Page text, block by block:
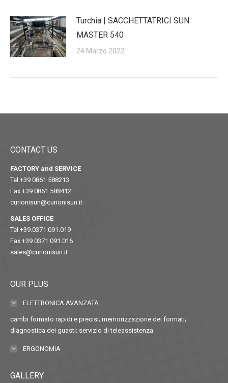
Turchia | SACCHETTATRICI SUN
MASTER 540
24 Marzo 2022
CONTACT US
FACTORY and SERVICE
Tel +39 0861 588213
Fax +39 0861 588412
curionisun@curionisun.it
SALES OFFICE
Tel +39.0371.091.019
Fax +39.0371.091.016
sales@curionisun.it
OUR PLUS
ELETTRONICA AVANZATA
cambi formato rapidi e precisi; memorizzazione dei formati;
diagnostica dei guasti; servizio di teleassistenza
ERGONOMIA
GALLERY